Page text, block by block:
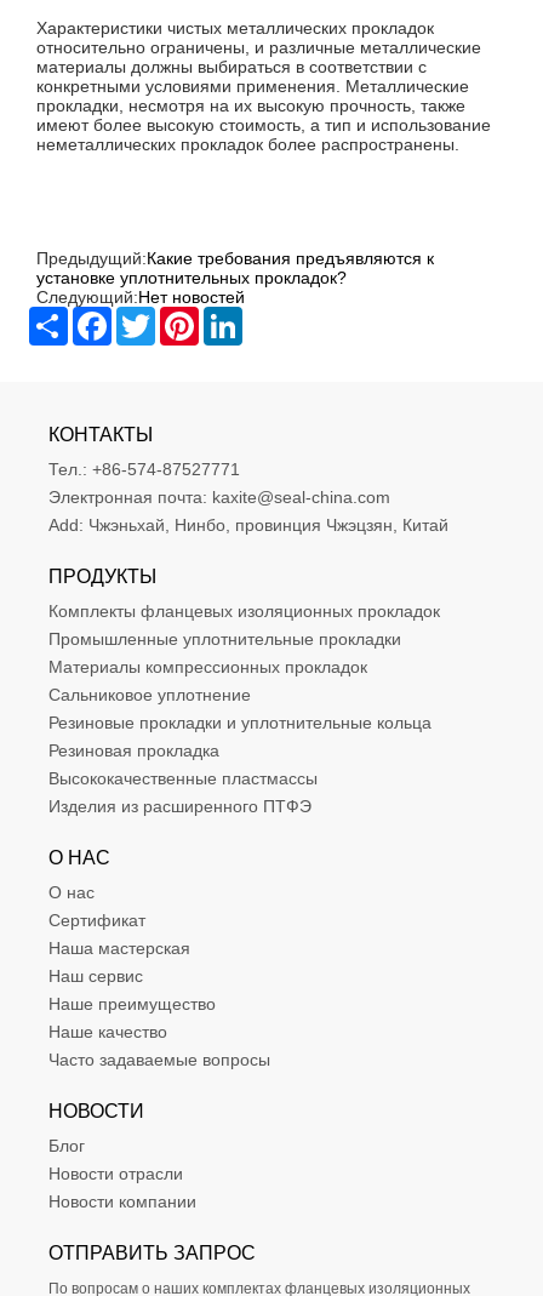
Характеристики чистых металлических прокладок
относительно ограничены, и различные металлические
материалы должны выбираться в соответствии с
конкретными условиями применения. Металлические
прокладки, несмотря на их высокую прочность, также
имеют более высокую стоимость, а тип и использование
неметаллических прокладок более распространены.
Предыдущий:Какие требования предъявляются к
установке уплотнительных прокладок?
Следующий:Нет новостей
Share Facebook
TwitterPinterest
КОНТАКТЫ
Тел.: +86-574-87527771
Электронная почта: kaxite@seal-china.com
Add: Чжэньхай, Нинбо, провинция Чжэцзян, Китай
ПРОДУКТЫ
Комплекты фланцевых изоляционных прокладок
Промышленные уплотнительные прокладки
Материалы компрессионных прокладок
Сальниковое уплотнение
Резиновые прокладки и уплотнительные кольца
Резиновая прокладка
Высококачественные пластмассы
Изделия из расширенного ПТФЭ
О НАС
О нас
Сертификат
Наша мастерская
Наш сервис
Наше преимущество
Наше качество
Часто задаваемые вопросы
НОВОСТИ
Блог
Новости отрасли
Новости компании
ОТПРАВИТЬ ЗАПРОС
По вопросам о наших комплектах фланцевых изоляционных